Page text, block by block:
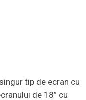
tip de ecran cu
de 18” cu